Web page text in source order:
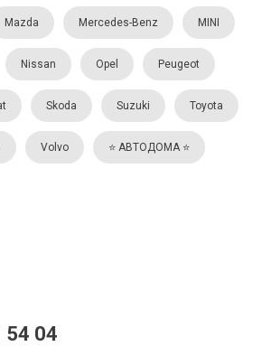
Mazda Mercedes-Benz MINI
Nissan Opel Peugeot
Skoda Suzuki Toyota
Volvo ⭐️ АВТОДОМА ⭐️
54 04